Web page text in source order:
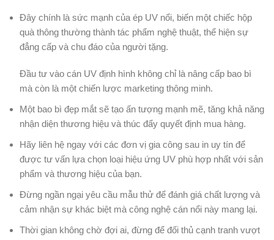
Đây chính là sức mạnh của ép UV nổi, biến một chiếc hộp
quà thông thường thành tác phẩm nghệ thuật, thể hiện sự
đẳng cấp và chu đáo của người tặng.
Đầu tư vào cán UV định hình không chỉ là nâng cấp bao bì
mà còn là một chiến lược marketing thông minh.
Một bao bì đẹp mắt sẽ tạo ấn tượng mạnh mẽ, tăng khả năng
nhận diện thương hiệu và thúc đẩy quyết định mua hàng.
Hãy liên hệ ngay với các đơn vị gia công sau in uy tín để
được tư vấn lựa chọn loại hiệu ứng UV phù hợp nhất với sản
phẩm và thương hiệu của bạn.
Đừng ngần ngại yêu cầu mẫu thử để đánh giá chất lượng và
cảm nhận sự khác biệt mà công nghệ cán nổi này mang lại.
Thời gian không chờ đợi ai, đừng để đối thủ cạnh tranh vượt